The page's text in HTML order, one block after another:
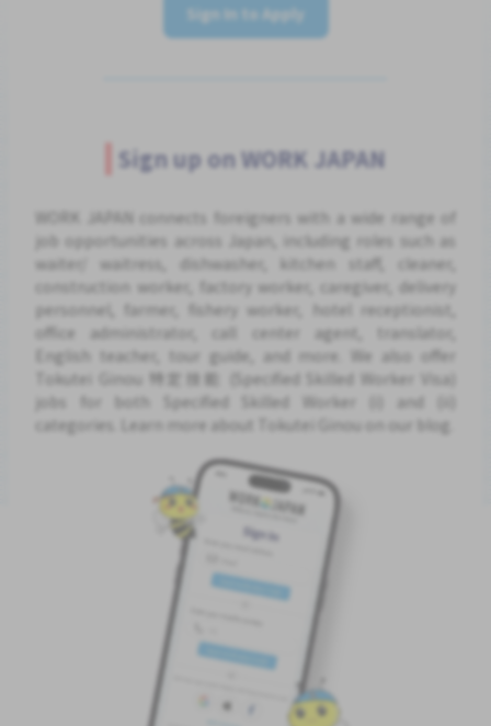
Sign In to Apply
Sign up on WORK JAPAN
WORK JAPAN connects foreigners with a wide range of
job opportunities across Japan, including roles such as
waiter/ waitress, dishwasher, kitchen staff, cleaner,
construction worker, factory worker, caregiver, delivery
personnel, farmer, fishery worker, hotel receptionist,
office administrator, call center agent, translator,
English teacher, tour guide, and more. We also offer
Tokutei Ginou 特定技能 (Specified Skilled Worker Visa)
jobs for both Specified Skilled Worker (i) and (ii)
categories. Learn more about Tokutei Ginou on our blog.